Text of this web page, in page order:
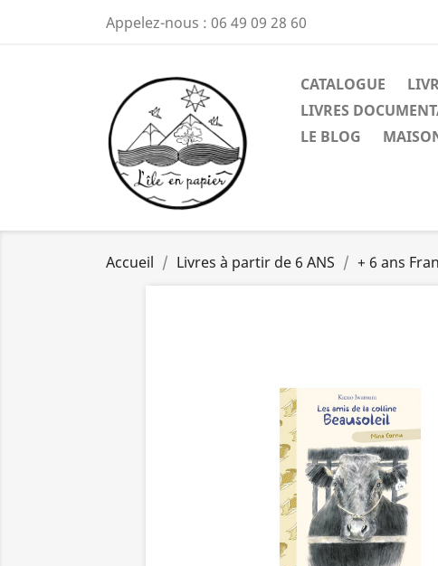
Appelez-nous : 06 49 09 28 60
CATALOGUE
LIVRES
LE BLOG
Accueil Livres à partir de 6 ANS + 6 ans